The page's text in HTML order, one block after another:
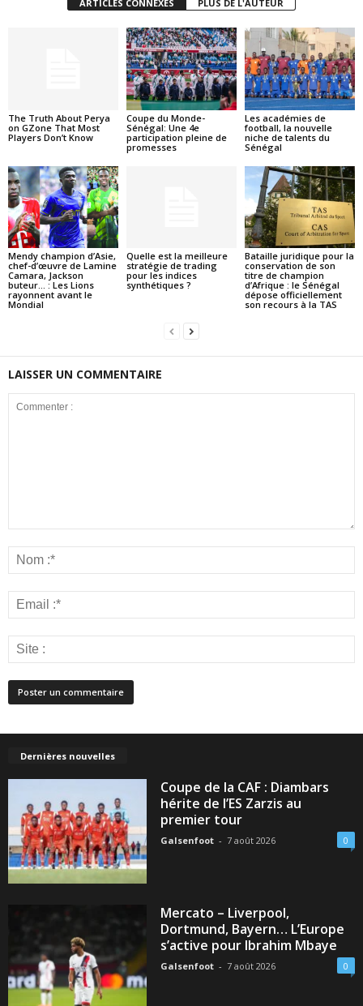
ARTICLES CONNEXES PLUS DE L'AUTEUR
The Truth About Perya
on GZone That Most
Players Don’t Know
Coupe du Monde-
Sénégal: Une 4e
participation pleine de
promesses
Les académies de
football, la nouvelle
niche de talents du
Sénégal
Mendy champion d’Asie,
chef-d’œuvre de Lamine
Camara, Jackson
buteur… : Les Lions
rayonnent avant le
Mondial
Quelle est la meilleure
stratégie de trading
pour les indices
synthétiques ?
Bataille juridique pour la
conservation de son
titre de champion
d’Afrique : le Sénégal
dépose officiellement
son recours à la TAS
LAISSER UN COMMENTAIRE
Dernières nouvelles
Coupe de la CAF : Diambars
hérite de l’ES Zarzis au
premier tour
Galsenfoot - 7 août 2026 0
Mercato – Liverpool,
Dortmund, Bayern… L’Europe
s’active pour Ibrahim Mbaye
Galsenfoot - 7 août 2026 0